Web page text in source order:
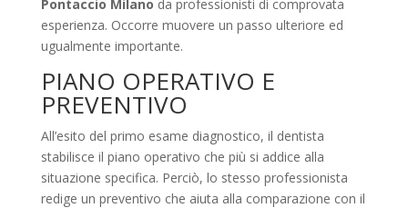
Pontaccio Milano da professionisti di comprovata
esperienza. Occorre muovere un passo ulteriore ed
ugualmente importante.
PIANO OPERATIVO E
PREVENTIVO
All’esito del primo esame diagnostico, il dentista
stabilisce il piano operativo che più si addice alla
situazione specifica. Perciò, lo stesso professionista
redige un preventivo che aiuta alla comparazione con il